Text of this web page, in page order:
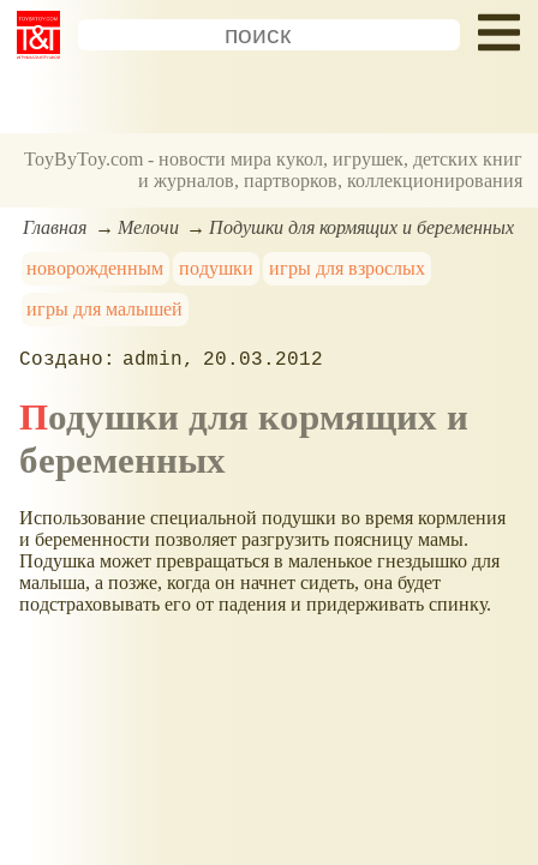
ToyByToy.com - новости мира кукол, игрушек, детских книг
и журналов, партворков, коллекционирования
Главная Мелочи
Подушки для кормящих и беременных
новорожденным
подушки
игры для взрослых
игры для малышей
admin 20.03.2012
Подушки для кормящих и
беременных
Использование специальной подушки во время кормления
и беременности позволяет разгрузить поясницу мамы.
Подушка может превращаться в маленькое гнездышко для
малыша, а позже, когда он начнет сидеть, она будет
подстраховывать его от падения и придерживать спинку.